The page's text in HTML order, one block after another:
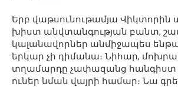
Երբ վաթսունութամյա
խիստ անվտանգության բանտ,
կալանավորներ անմիջապես
երկար չի դիմանա։ Նիհար,
տղամարդը չափազանց հանգիստ
ուներ նման վայրի համար։ Նա